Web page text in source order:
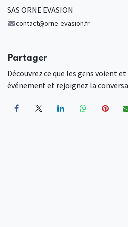
SAS ORNE EVASION
contact@orne-evasion.fr
Partager
Découvrez ce que les gens voient
événement et rejoignez la